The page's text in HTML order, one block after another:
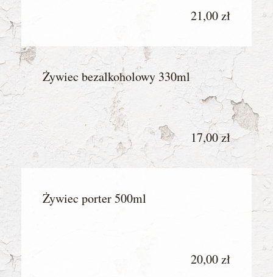
21,00 zł
Żywiec bezalkoholowy 330ml
17,00 zł
Żywiec porter 500ml
20,00 zł